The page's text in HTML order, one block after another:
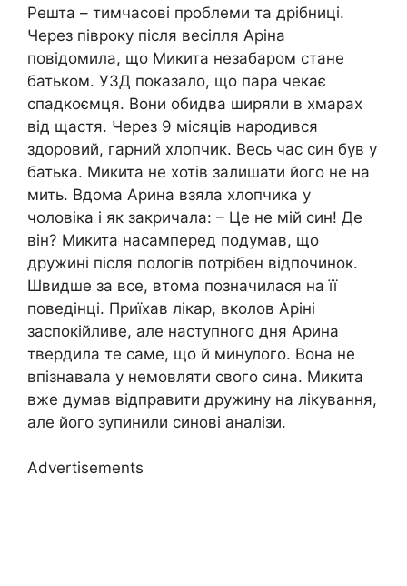
Решта – тимчасові проблеми та дрібниці.
Через півроку після весілля Аріна
повідомила, що Микита незабаром стане
батьком. УЗД показало, що пара чекає
спадкоємця. Вони обидва ширяли в хмарах
від щастя. Через 9 місяців народився
здоровий, гарний хлопчик. Весь час син був у
батька. Микита не хотів залишати його не на
мить. Вдома Арина взяла хлопчика у
чоловіка і як закричала: – Це не мій син! Де
він? Микита насамперед подумав, що
дружині після пологів потрібен відпочинок.
Швидше за все, втома позначилася на її
поведінці. Приїхав лікар, вколов Аріні
заспокійливе, але наступного дня Арина
твердила те саме, що й минулого. Вона не
впізнавала у немовляти свого сина. Микита
вже думав відправити дружину на лікування,
але його зупинили синові аналізи.
Advertisements